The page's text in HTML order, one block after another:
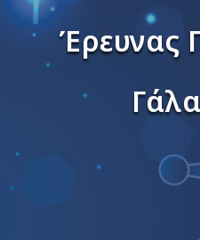
Έρευνας